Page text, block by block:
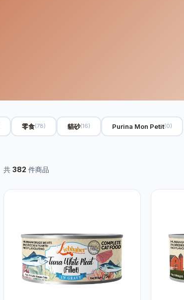
零食(78) 貓砂(16) Purina Mon Petit(0)
共 382 件商品